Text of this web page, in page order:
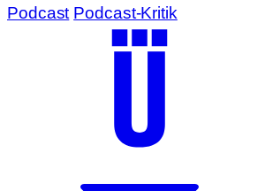
Podcast Podcast-Kritik